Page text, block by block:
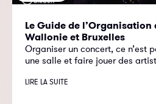
Le Guide de l’Organisation
Wallonie et Bruxelles
Organiser un concert, ce n’est
une salle et faire jouer des
LIRE LA SUITE